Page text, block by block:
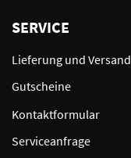
SERVICE
Lieferung und Versand
Gutscheine
Kontaktformular
Serviceanfrage